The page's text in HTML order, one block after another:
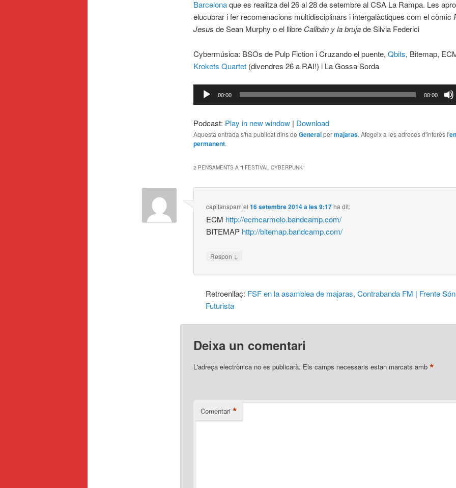
Barcelonaque es realitza del 26 al 28 de setembre al CSA La Rampa. Les
elucubrar i fer recomenacions multidisciplinars i intergalàctiques com el còmic
Jesus de Sean Murphy o el llibre Calibán y la brujade Silvia Federici
Cybermúsica: BSOs de Pulp Fiction i Cruzando el puente, Qbits, Bitemap,
Krokets Quartet(divendres 26 a RAI!) i La Gossa Sorda
Reproductor
d'àudio
00:00 00:00
Podcast: Play in new window| Download
Aquesta entrada s'ha publicat dins de Generalpermajaras. Afegeix a les adreces d'interès l'
permanent.
2 PENSAMENTS A “I FESTIVAL CYBERPUNK”
capitanspam el16 setembre 2014 a les 9:17ha dit:
ECM http://ecmcarmelo.bandcamp.com/
BITEMAP http://bitemap.bandcamp.com/
Respon ↓
Retroenllaç: FSF en la asamblea de majaras, Contrabanda FM | Frente
Futurista
Deixa un comentari
L'adreça electrònica no es publicarà. Els camps necessaris estan marcats amb *
Comentari *